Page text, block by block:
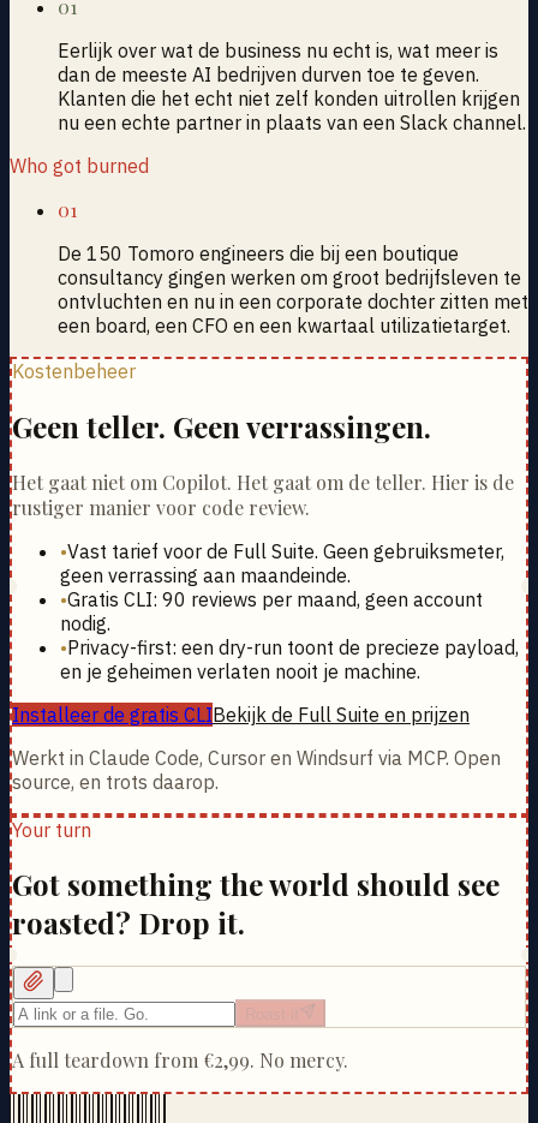
01
Eerlijk over wat de business nu echt is, wat meer is
dan de meeste AI bedrijven durven toe te geven.
Klanten die het echt niet zelf konden uitrollen krijgen
nu een echte partner in plaats van een Slack channel.
Who got burned
01
De 150 Tomoro engineers die bij een boutique
consultancy gingen werken om groot bedrijfsleven te
ontvluchten en nu in een corporate dochter zitten met
een board, een CFO en een kwartaal utilizatietarget.
Kostenbeheer
Geen teller. Geen verrassingen.
Het gaat niet om Copilot. Het gaat om de teller. Hier is de
rustiger manier voor code review.
•Vast tarief voor de Full Suite. Geen gebruiksmeter,
geen verrassing aan maandeinde.
•Gratis CLI: 90 reviews per maand, geen account
nodig.
•Privacy-first: een dry-run toont de precieze payload,
en je geheimen verlaten nooit je machine.
Installeer de gratis CLIBekijk de Full Suite en prijzen
Werkt in Claude Code, Cursor en Windsurf via MCP. Open
source, en trots daarop.
Your turn
Got something the world should see
roasted? Drop it.
A full teardown from €2,99. No mercy.